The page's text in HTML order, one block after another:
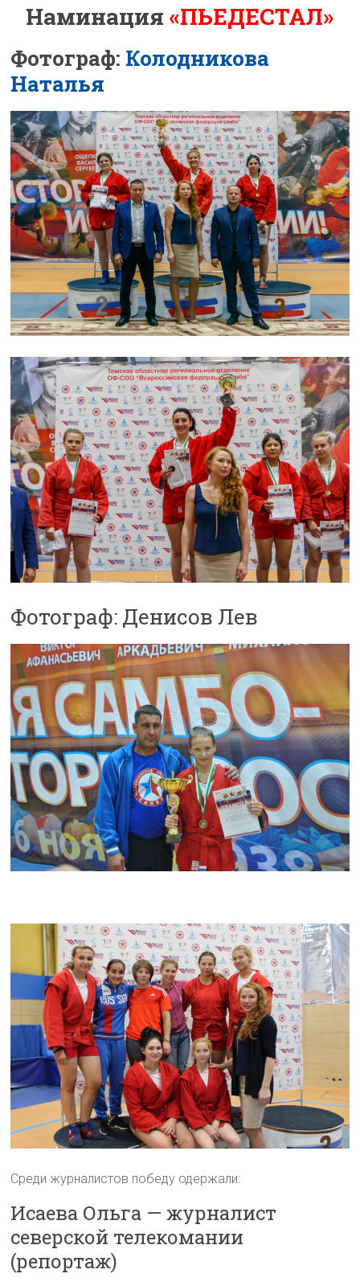
Наминация«ПЬЕДЕСТАЛ»
Фотограф: Колодникова
Наталья
Фотограф: Денисов Лев
Среди журналистов победу одержали:
Исаева Ольга — журналист
северской телекомании
(репортаж)